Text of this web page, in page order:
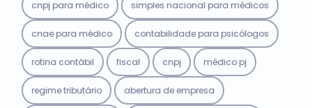
cnpj para médico simples nacional para médicos
cnae para médico contabilidade para psicólogos
rotina contábil fiscal cnpj médico pj
regime tributário abertura de empresa